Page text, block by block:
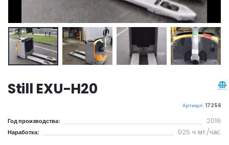
Still EXU-H20
Артикул: 17256
Год производства: 2018
Наработка: 925 ч мт./час.